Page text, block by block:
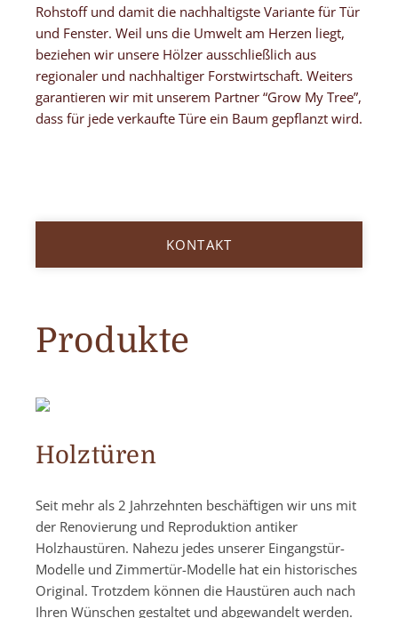
Rohstoff und damit die nachhaltigste Variante für Tür
und Fenster. Weil uns die Umwelt am Herzen liegt,
beziehen wir unsere Hölzer ausschließlich aus
regionaler und nachhaltiger Forstwirtschaft. Weiters
garantieren wir mit unserem Partner “Grow My Tree”,
dass für jede verkaufte Türe ein Baum gepflanzt wird.
KONTAKT
Produkte
Holztüren
Seit mehr als 2 Jahrzehnten beschäftigen wir uns mit
der Renovierung und Reproduktion antiker
Holzhaustüren. Nahezu jedes unserer Eingangstür-
Modelle und Zimmertür-Modelle hat ein historisches
Original. Trotzdem können die Haustüren auch nach
Ihren Wünschen gestaltet und abgewandelt werden.